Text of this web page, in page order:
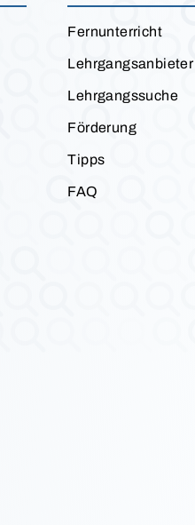
Fernunterricht
Lehrgangsanbieter
Lehrgangssuche
Förderung
Tipps
FAQ